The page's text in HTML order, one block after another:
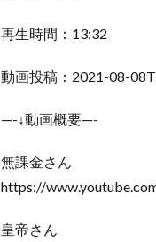
再生時間：13:32
動画投稿：2021-08-
—-↓動画概要—-
無課金さん
https://
皇帝さん